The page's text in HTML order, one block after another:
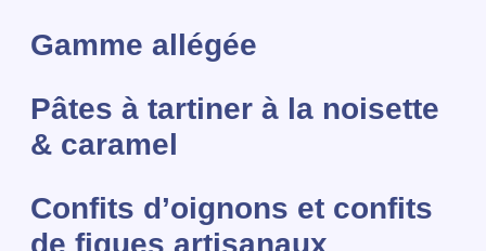
Gamme allégée
Pâtes à tartiner à la noisette
& caramel
Confits d’oignons et confits
de figues artisanaux